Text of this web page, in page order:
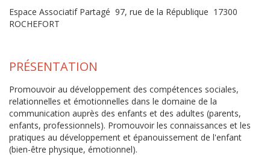
Espace Associatif Partagé 97, rue de la République 17300
ROCHEFORT
PRÉSENTATION
Promouvoir au développement des compétences sociales,
relationnelles et émotionnelles dans le domaine de la
communication auprès des enfants et des adultes (parents,
enfants, professionnels). Promouvoir les connaissances et les
pratiques au développement et épanouissement de l'enfant
(bien-être physique, émotionnel).